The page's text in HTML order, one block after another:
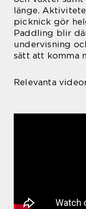
länge.
picknick gör
Paddling blir
undervisning
sätt att komma
Relevanta